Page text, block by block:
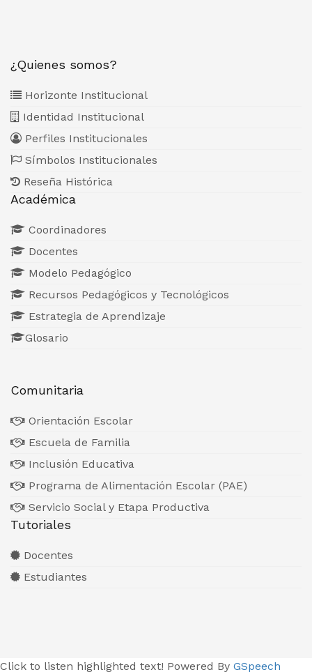
¿Quienes somos?
Horizonte Institucional
Identidad Institucional
Perfiles Institucionales
Símbolos Institucionales
Reseña Histórica
Académica
Coordinadores
Docentes
Modelo Pedagógico
Recursos Pedagógicos y Tecnológicos
Estrategia de Aprendizaje
Glosario
Comunitaria
Orientación Escolar
Escuela de Familia
Inclusión Educativa
Programa de Alimentación Escolar (PAE)
Servicio Social y Etapa Productiva
Tutoriales
Docentes
Estudiantes
Click to listen highlighted text! Powered By GSpeech